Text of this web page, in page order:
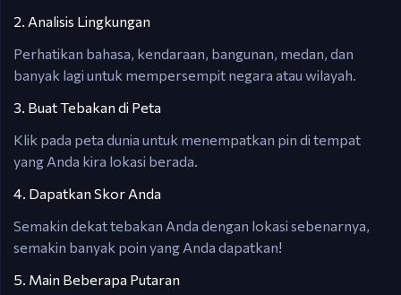
2. Analisis Lingkungan
Perhatikan bahasa, kendaraan, bangunan, medan, dan
banyak lagi untuk mempersempit negara atau wilayah.
3. Buat Tebakan di Peta
Klik pada peta dunia untuk menempatkan pin di tempat
yang Anda kira lokasi berada.
4. Dapatkan Skor Anda
Semakin dekat tebakan Anda dengan lokasi sebenarnya,
semakin banyak poin yang Anda dapatkan!
5. Main Beberapa Putaran